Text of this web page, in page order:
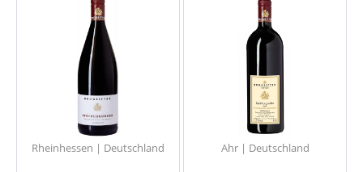
Rheinhessen | Deutschland Ahr | Deutschland